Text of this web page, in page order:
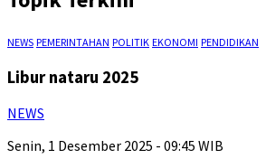
NEWS PEMERINTAHAN POLITIK EKONOMI PENDIDIKAN
Libur nataru 2025
NEWS
Senin, 1 Desember 2025 - 09:45 WIB